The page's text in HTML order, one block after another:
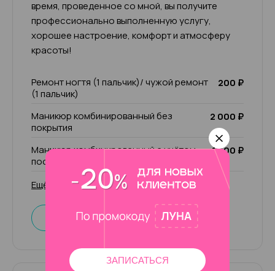
время, проведенное со мной, вы получите
профессионально выполненную услугу,
хорошее настроение, комфорт и атмосферу
красоты!
Ремонт ногтя (1 пальчик)/ чужой ремонт
(1 пальчик)
200 ₽
Маникюр комбинированный без
покрытия
2 000 ₽
Маникюр комбинированный с учётом
последующего покрытия
1 500 ₽
Ещё 50 услуг
Записаться
ЗАПИСАТЬСЯ